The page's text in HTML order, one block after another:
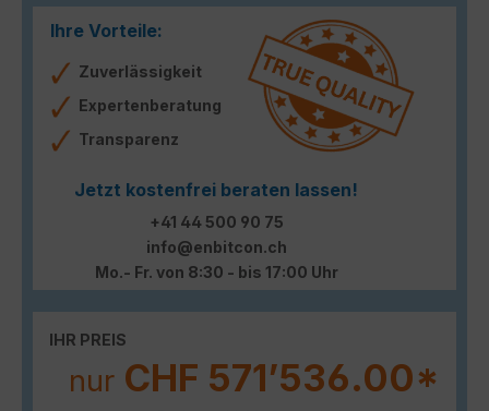
Ihre Vorteile:
Zuverlässigkeit
Expertenberatung
Transparenz
Jetzt kostenfrei beraten lassen!
+41 44 500 90 75
info@enbitcon.ch
Mo.- Fr. von 8:30 - bis 17:00 Uhr
IHR PREIS
nur CHF 571’536.00*